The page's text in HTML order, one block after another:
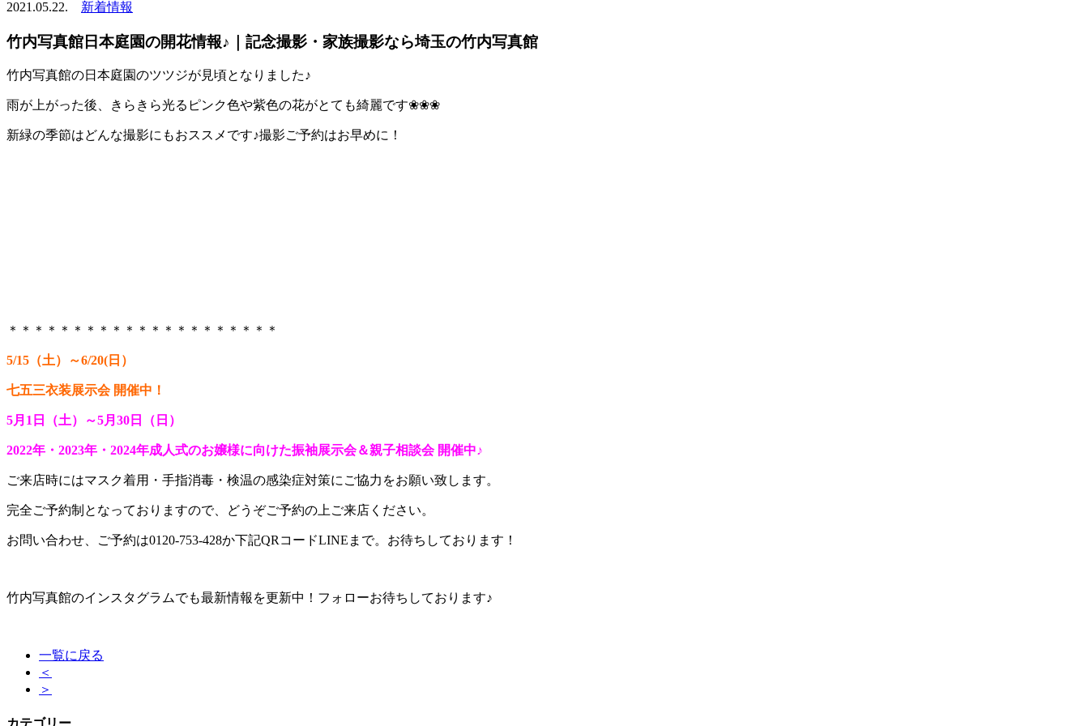
2021.05.22. 新着情報
竹内写真館日本庭園の開花情報♪｜記念撮影・家族撮影なら埼玉の竹内写真館
竹内写真館の日本庭園のツツジが見頃となりました♪
雨が上がった後、きらきら光るピンク色や紫色の花がとても綺麗です❀❀❀
新緑の季節はどんな撮影にもおススメです♪撮影ご予約はお早めに！
＊＊＊＊＊＊＊＊＊＊＊＊＊＊＊＊＊＊＊＊＊
5/15（土）～6/20(日）
七五三衣装展示会 開催中！
5月1日（土）～5月30日（日）
2022年・2023年・2024年成人式のお嬢様に向けた振袖展示会＆親子相談会 開催中♪
ご来店時にはマスク着用・手指消毒・検温の感染症対策にご協力をお願い致します。
完全ご予約制となっておりますので、どうぞご予約の上ご来店ください。
お問い合わせ、ご予約は0120-753-428か下記QRコードLINEまで。お待ちしております！
竹内写真館のインスタグラムでも最新情報を更新中！フォローお待ちしております♪
一覧に戻る
＜
＞